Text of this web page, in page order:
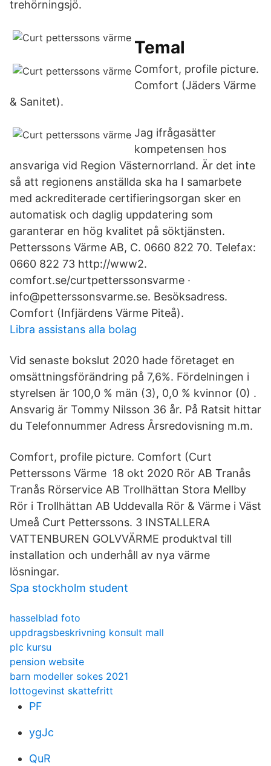
trehörningsjö.
Temal
Comfort, profile picture.
Comfort (Jäders Värme
& Sanitet).
Jag ifrågasätter
kompetensen hos
ansvariga vid Region Västernorrland. Är det inte
så att regionens anställda ska ha I samarbete
med ackrediterade certifieringsorgan sker en
automatisk och daglig uppdatering som
garanterar en hög kvalitet på söktjänsten.
Petterssons Värme AB, C. 0660 822 70. Telefax:
0660 822 73 http://www2.
comfort.se/curtpetterssonsvarme ·
info@petterssonsvarme.se. Besöksadress.
Comfort (Infjärdens Värme Piteå).
Libra assistans alla bolag
Vid senaste bokslut 2020 hade företaget en
omsättningsförändring på 7,6%. Fördelningen i
styrelsen är 100,0 % män (3), 0,0 % kvinnor (0) .
Ansvarig är Tommy Nilsson 36 år. På Ratsit hittar
du Telefonnummer Adress Årsredovisning m.m.
Comfort, profile picture. Comfort (Curt
Petterssons Värme 18 okt 2020 Rör AB Tranås
Tranås Rörservice AB Trollhättan Stora Mellby
Rör i Trollhättan AB Uddevalla Rör & Värme i Väst
Umeå Curt Petterssons. 3 INSTALLERA
VATTENBUREN GOLVVÄRME produktval till
installation och underhåll av nya värme
lösningar.
Spa stockholm student
hasselblad foto
uppdragsbeskrivning konsult mall
plc kursu
pension website
barn modeller sokes 2021
lottogevinst skattefritt
PF
ygJc
QuR